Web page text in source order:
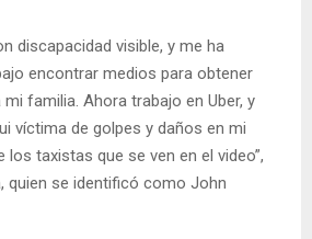
discapacidad visible, y me ha
encontrar medios para obtener
familia. Ahora trabajo en Uber, y
víctima de golpes y daños en mi
los taxistas que se ven en el video”,
quien se identificó como John